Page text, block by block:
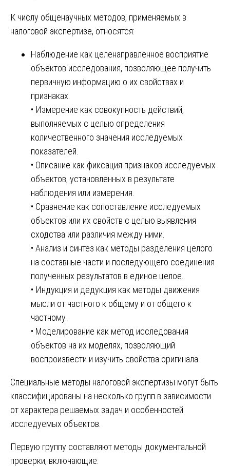
К числу общенаучных методов, применяемых в
налоговой экспертизе, относятся:
Наблюдение как целенаправленное восприятие
объектов исследования, позволяющее получить
первичную информацию о их свойствах и
признаках.
• Измерение как совокупность действий,
выполняемых с целью определения
количественного значения исследуемых
показателей.
• Описание как фиксация признаков исследуемых
объектов, установленных в результате
наблюдения или измерения.
• Сравнение как сопоставление исследуемых
объектов или их свойств с целью выявления
сходства или различия между ними.
• Анализ и синтез как методы разделения целого
на составные части и последующего соединения
полученных результатов в единое целое.
• Индукция и дедукция как методы движения
мысли от частного к общему и от общего к
частному.
• Моделирование как метод исследования
объектов на их моделях, позволяющий
воспроизвести и изучить свойства оригинала.
Специальные методы налоговой экспертизы могут быть
классифицированы на несколько групп в зависимости
от характера решаемых задач и особенностей
исследуемых объектов.
Первую группу составляют методы документальной
проверки, включающие: